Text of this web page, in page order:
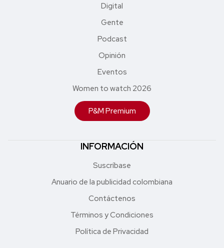
Digital
Gente
Podcast
Opinión
Eventos
Women to watch 2026
P&M Premium
INFORMACIÓN
Suscríbase
Anuario de la publicidad colombiana
Contáctenos
Términos y Condiciones
Política de Privacidad